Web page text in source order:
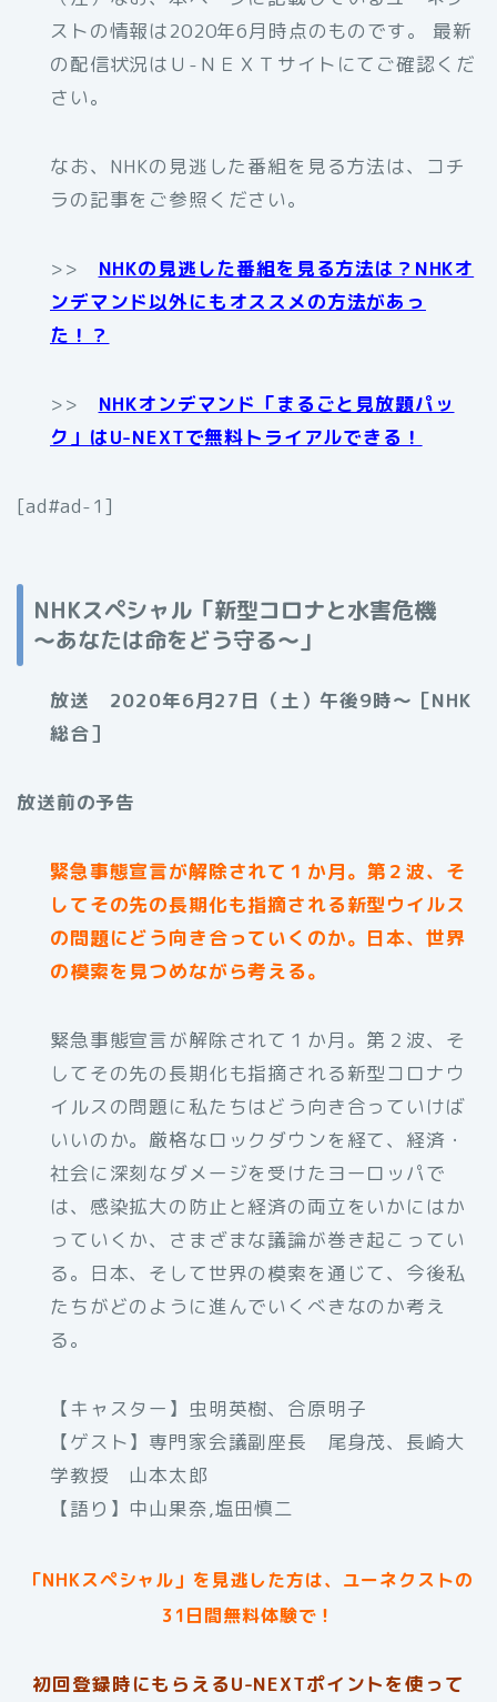
ストの情報は2020年6月時点のものです。 最新
の配信状況はＵ-ＮＥＸＴサイトにてご確認くだ
さい。
なお、NHKの見逃した番組を見る方法は、コチ
ラの記事をご参照ください。
>> NHKの見逃した番組を見る方法は？NHKオ
ンデマンド以外にもオススメの方法があっ
た！？
>> NHKオンデマンド「まるごと見放題パッ
ク」はU-NEXTで無料トライアルできる！
[ad#ad-1]
NHKスペシャル「新型コロナと水害危機
～あなたは命をどう守る～」
放送 2020年6月27日（土）午後9時〜［NHK
総合］
放送前の予告
緊急事態宣言が解除されて１か月。第２波、そ
してその先の長期化も指摘される新型ウイルス
の問題にどう向き合っていくのか。日本、世界
の模索を見つめながら考える。
緊急事態宣言が解除されて１か月。第２波、そ
してその先の長期化も指摘される新型コロナウ
イルスの問題に私たちはどう向き合っていけば
いいのか。厳格なロックダウンを経て、経済・
社会に深刻なダメージを受けたヨーロッパで
は、感染拡大の防止と経済の両立をいかにはか
っていくか、さまざまな議論が巻き起こってい
る。日本、そして世界の模索を通じて、今後私
たちがどのように進んでいくべきなのか考え
る。
【キャスター】虫明英樹、合原明子
【ゲスト】専門家会議副座長 尾身茂、長崎大
学教授 山本太郎
【語り】中山果奈,塩田慎二
「NHKスペシャル」を見逃した方は、ユーネクストの
31日間無料体験で！
初回登録時にもらえるU-NEXTポイントを使って